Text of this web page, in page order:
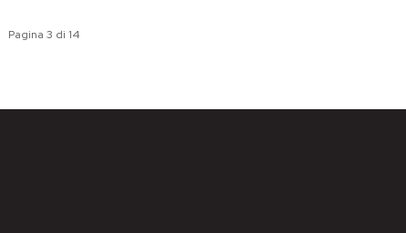
Pagina 3 di 14